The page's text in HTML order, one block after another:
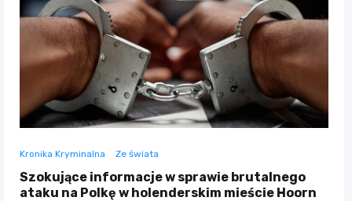
Kronika Kryminalna Ze świata
Szokujące informacje w sprawie brutalnego
ataku na Polkę w holenderskim mieście Hoorn